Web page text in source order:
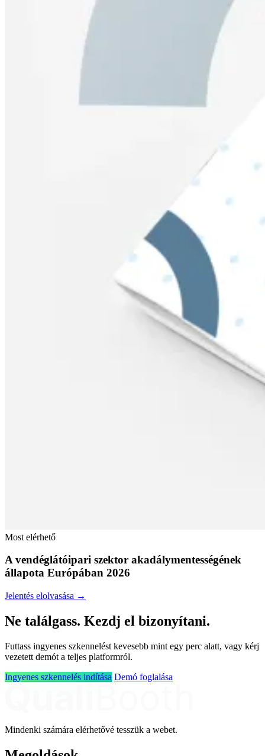
Most elérhető
A vendéglátóipari szektor akadálymentességének
állapota Európában 2026
Jelentés elolvasása →
Ne találgass. Kezdj el bizonyítani.
Futtass ingyenes szkennelést kevesebb mint egy perc alatt, vagy kérj
vezetett demót a teljes platformról.
Ingyenes szkennelés indítása Demó foglalása
Mindenki számára elérhetővé tesszük a webet.